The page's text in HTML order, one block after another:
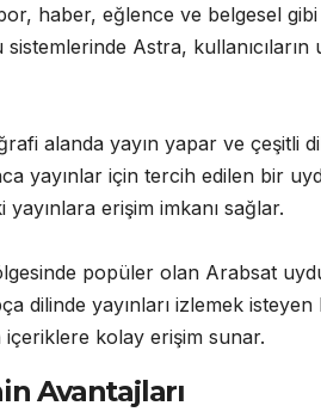
haber, eğlence ve belgesel
Astra, kullanıcıların
alanda yayın yapar ve çeşitli
yayınlar için tercih edilen bir
erişim imkanı sağlar.
popüler olan Arabsat
dilinde yayınları izlemek
kolay erişim sunar.
Avantajları